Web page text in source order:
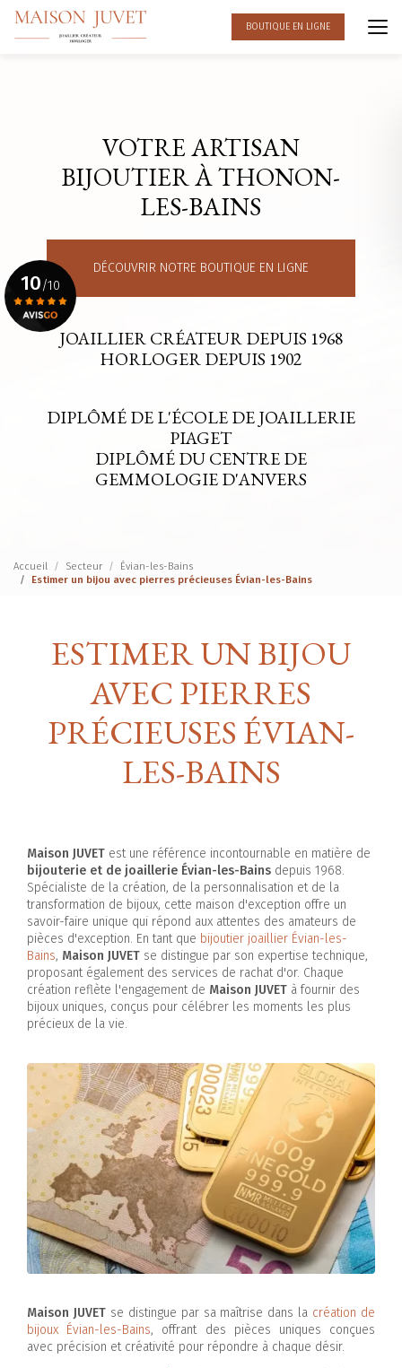
Aller
contenu
BOUTIQUE EN LIGNE
VOTRE ARTISAN
BIJOUTIER À THONON-
LES-BAINS
DÉCOUVRIR NOTRE BOUTIQUE EN LIGNE
JOAILLIER CRÉATEUR DEPUIS 1968
HORLOGER DEPUIS 1902
DIPLÔMÉ DE L'ÉCOLE DE JOAILLERIE
PIAGET
DIPLÔMÉ DU CENTRE DE
GEMMOLOGIE D'ANVERS
10/10
Voir le certificat
Accueil Secteur
Évian-les-Bains
Estimer un bijou avec pierres précieuses Évian-les-Bains
ESTIMER UN BIJOU
AVEC PIERRES
PRÉCIEUSES ÉVIAN-
LES-BAINS
Maison JUVET est une référence incontournable en matière de
bijouterie et de joaillerie Évian-les-Bains depuis 1968.
Spécialiste de la création, de la personnalisation et de la
transformation de bijoux, cette maison d'exception offre un
savoir-faire unique qui répond aux attentes des amateurs de
pièces d'exception. En tant que bijoutier joaillier Évian-les-
Bains, Maison JUVET se distingue par son expertise technique,
proposant également des services de rachat d'or. Chaque
création reflète l'engagement de Maison JUVET à fournir des
bijoux uniques, conçus pour célébrer les moments les plus
précieux de la vie.
Maison JUVETse distingue par sa maîtrise dans la création de
bijoux Évian-les-Bains, offrant des pièces uniques conçues
avec précision et créativité pour répondre à chaque désir.